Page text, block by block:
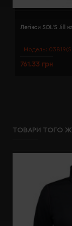
Модель:
Легінси SOL'S Jill
761.33 грн
ТОВАРИ ТОГО Ж